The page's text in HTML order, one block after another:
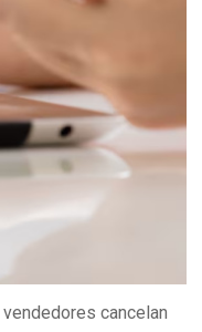
cancelan